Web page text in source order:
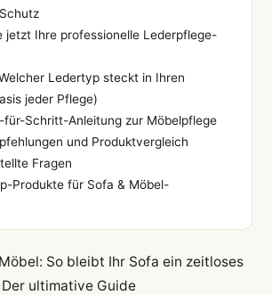
jetzt Ihre professionelle Lederpflege-
Ledertyp steckt in Ihren
jeder Pflege)
für-Schritt-Anleitung zur Möbelpflege
und Produktvergleich
Fragen
Produkte für Sofa & Möbel-
So bleibt Ihr Sofa ein zeitloses
ultimative Guide